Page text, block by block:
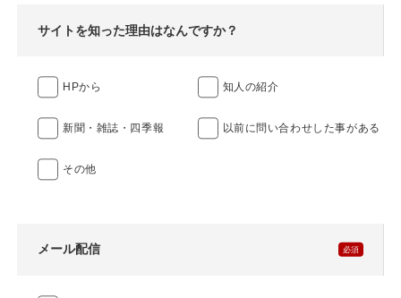
サイトを知った理由はなんですか？
HPから 知人の紹介
新聞・雑誌・四季報 以前に問い合わせした事がある
その他
メール配信